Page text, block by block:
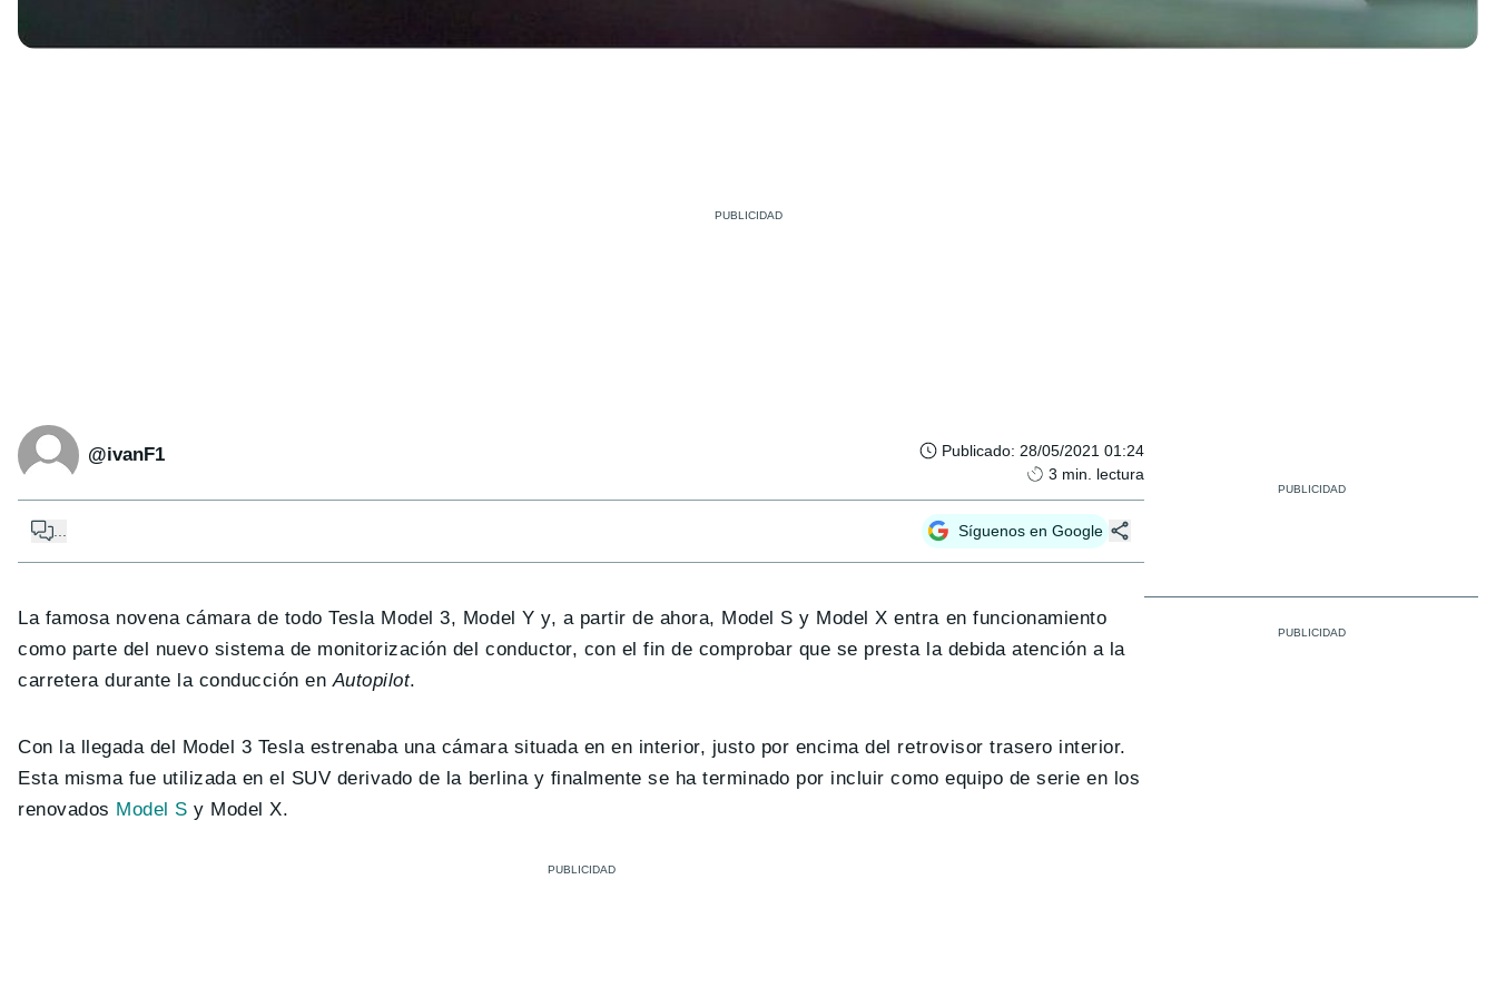
@ivanF1 Publicado: 28/05/2021 01:24
3 min. lectura
Síguenos en Google
La famosa novena cámara de todo Tesla Model 3, Model Y y, a partir de ahora, Model S y Model X entra en funcionamiento
como parte del nuevo sistema de monitorización del conductor, con el fin de comprobar que se presta la debida atención a la
carretera durante la conducción en Autopilot.
Con la llegada del Model 3 Tesla estrenaba una cámara situada en en interior, justo por encima del retrovisor trasero interior.
Esta misma fue utilizada en el SUV derivado de la berlina y finalmente se ha terminado por incluir como equipo de serie en los
renovados Model S y Model X.